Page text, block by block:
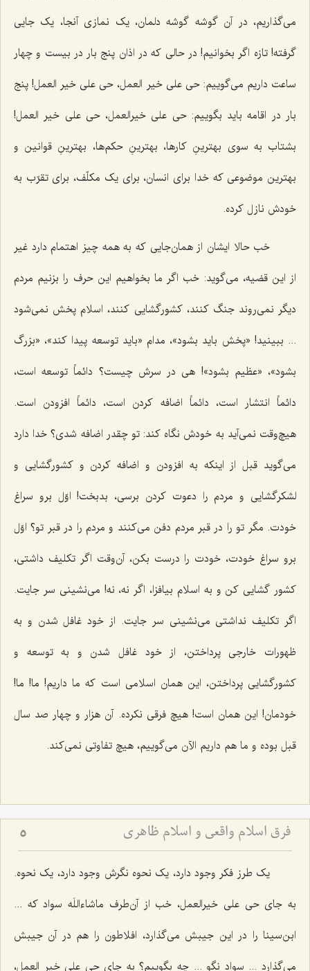
می‌گذاریم، در آن گوشه گوشه دلمان، یک نمازی آنجا، یک جایی
گرفته! تازه اگر بخوانیم! در حالی که در اذان پنج بار در بیست و چهار
ساعت داریم می‌گوییم: حی علی خیر العمل، حی علی خیر العمل! پنج
بار در اقامه باید بگوییم: حی علی خیرالعمل، حی علی خیر العمل!
بشتاب به سوی بهترینِ کارها، بهترینِ حکم‌ها، بهترینِ قوانین و
بهترین موضوعی که خدا برای انسان، برای یک مکلّف، برای تقرّب به
خودش نازل کرده.
خب حالا ایشان از همان‌جایی که به همه چیز اهتمام دارد غیر
از این قضیه، می‌گوید: خب اگر ما بخواهیم این حرف را بزنیم مردم
دیگر نمی‌روند جنگ کنند، کشورگشایی کنند، اسلام پخش نمی‌شود
... ببینید! «پخش باید بشود»، مدام «باید توسعه پیدا کند»، «بزرگ
بشود»، «عظیم بشود»! هی در سرش چیست؟ دائماً توسعه است،
دائماً انتشار است، دائماً اضافه کردن است، دائماً افزودن است.
هیچ‌وقت نمی‌آید به خودش نگاه کند: تو چقدر اضافه شدی؟ خدا دارد
می‌گوید قبل از اینکه به افزودن و اضافه کردن و کشورگشایی و
لشکرگشایی و مردم را دعوت کردن برسی، بدبخت! اوّل برو سراغ
خودت. مگر تو را در قبر مردم دفن می‌کنند و مردم را در قبر تو؟ اوّل
برو سراغ خودت، خودت را درست بکن، آن‌وقت اگر تکلیف داشتی،
کشور گشایی کن و به اسلام بیافزا، اگر نه، نه! می‌نشینی سر جایت.
اگر تکلیف نداشتی می‌نشینی سر جایت. از خود غافل شدن و به
ظهورات خارجی پرداختن، از خود غافل شدن و به توسعه و
کشورگشایی پرداختن، این همان اسلامی است که ما داریم! ما! ما!
خودمان! این همان است! هیچ فرقی نکرده. آن هزار و چهار صد سال
قبل بوده و ما هم داریم الآن می‌گوییم، هیچ تفاوتی نمی‌کند.
فرق اسلام واقعی و اسلام ظاهری 5
یک طرز فکر وجود دارد، یک نحوه نگرش وجود دارد، یک نحوه.
به جای حی علی خیرالعمل، خب از آن‌طرف ماشاءاللَه سواد که ...
ابن‌سینا را در این جیبش می‌گذارد، افلاطون را هم در آن جیبش
می‌گذارد ... سواد نگو ... چه بگوییم؟ به جای حی علی خیر العمل،